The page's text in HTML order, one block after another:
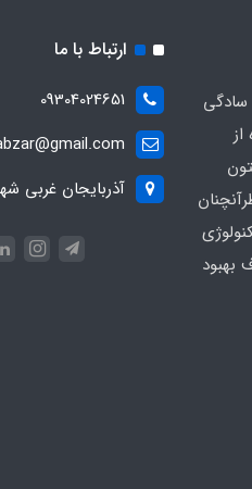
سادگی
بهبود
ارتباط با ما
09304024651
آذربایجان غربی